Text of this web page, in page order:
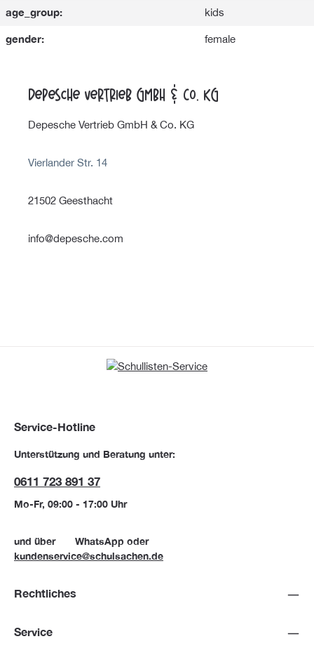
age_group: kids
gender: female
Depesche Vertrieb GmbH & Co. KG
Depesche Vertrieb GmbH & Co. KG
Vierlander Str. 14
21502 Geesthacht
info@depesche.com
Service-Hotline
Unterstützung und Beratung unter:
0611 723 891 37
Mo-Fr, 09:00 - 17:00 Uhr
und über WhatsApp oder
kundenservice@schulsachen.de
Rechtliches
Service